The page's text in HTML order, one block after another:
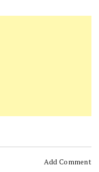
Add Comment